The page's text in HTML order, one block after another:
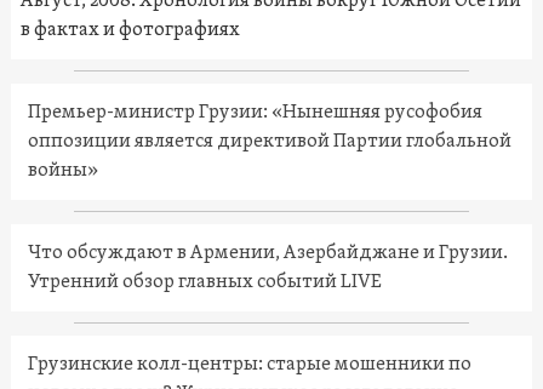
в фактах и фотографиях
Премьер-министр Грузии: «Нынешняя русофобия
оппозиции является директивой Партии глобальной
войны»
Что обсуждают в Армении, Азербайджане и Грузии.
Утренний обзор главных событий LIVE
Грузинские колл-центры: старые мошенники по